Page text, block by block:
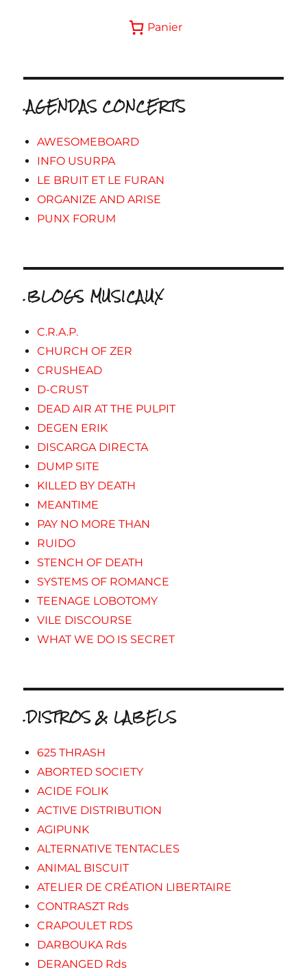
Panier
.AGENDAS CONCERTS
AWESOMEBOARD
INFO USURPA
LE BRUIT ET LE FURAN
ORGANIZE AND ARISE
PUNX FORUM
.BLOGS MUSICAUX
C.R.A.P.
CHURCH OF ZER
CRUSHEAD
D-CRUST
DEAD AIR AT THE PULPIT
DEGEN ERIK
DISCARGA DIRECTA
DUMP SITE
KILLED BY DEATH
MEANTIME
PAY NO MORE THAN
RUIDO
STENCH OF DEATH
SYSTEMS OF ROMANCE
TEENAGE LOBOTOMY
VILE DISCOURSE
WHAT WE DO IS SECRET
.DISTROS & LABELS
625 THRASH
ABORTED SOCIETY
ACIDE FOLIK
ACTIVE DISTRIBUTION
AGIPUNK
ALTERNATIVE TENTACLES
ANIMAL BISCUIT
ATELIER DE CRÉATION LIBERTAIRE
CONTRASZT Rds
CRAPOULET RDS
DARBOUKA Rds
DERANGED Rds